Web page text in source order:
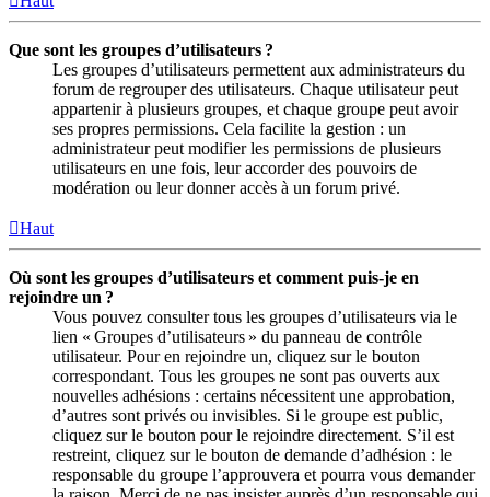
Que sont les groupes d’utilisateurs ?
Les groupes d’utilisateurs permettent aux administrateurs du
forum de regrouper des utilisateurs. Chaque utilisateur peut
appartenir à plusieurs groupes, et chaque groupe peut avoir
ses propres permissions. Cela facilite la gestion : un
administrateur peut modifier les permissions de plusieurs
utilisateurs en une fois, leur accorder des pouvoirs de
modération ou leur donner accès à un forum privé.
Haut
Où sont les groupes d’utilisateurs et comment puis-je en
rejoindre un ?
Vous pouvez consulter tous les groupes d’utilisateurs via le
lien « Groupes d’utilisateurs » du panneau de contrôle
utilisateur. Pour en rejoindre un, cliquez sur le bouton
correspondant. Tous les groupes ne sont pas ouverts aux
nouvelles adhésions : certains nécessitent une approbation,
d’autres sont privés ou invisibles. Si le groupe est public,
cliquez sur le bouton pour le rejoindre directement. S’il est
restreint, cliquez sur le bouton de demande d’adhésion : le
responsable du groupe l’approuvera et pourra vous demander